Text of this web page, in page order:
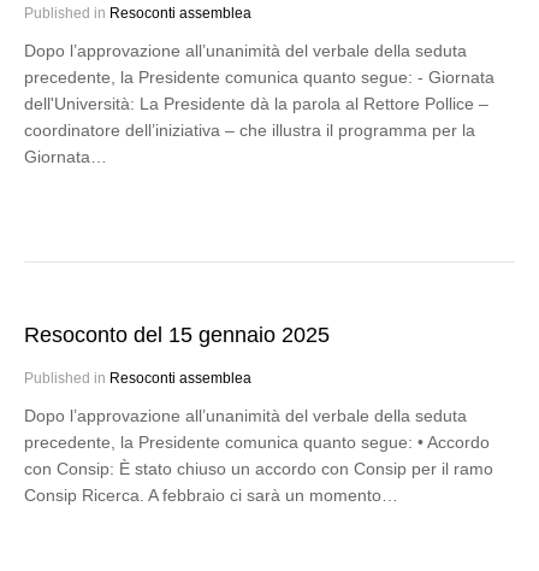
Published in Resoconti assemblea
Dopo l’approvazione all’unanimità del verbale della seduta
precedente, la Presidente comunica quanto segue: - Giornata
dell'Università: La Presidente dà la parola al Rettore Pollice –
coordinatore dell’iniziativa – che illustra il programma per la
Giornata…
Resoconto del 15 gennaio 2025
Published in Resoconti assemblea
Dopo l’approvazione all’unanimità del verbale della seduta
precedente, la Presidente comunica quanto segue: • Accordo
con Consip: È stato chiuso un accordo con Consip per il ramo
Consip Ricerca. A febbraio ci sarà un momento…